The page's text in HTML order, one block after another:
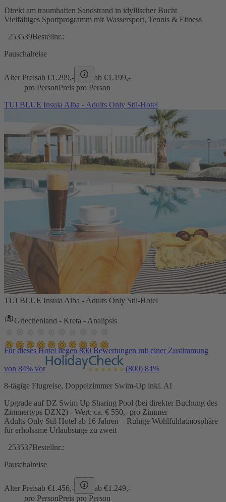
Direkt am traumhaften Sandstrand in idyllischer Bucht
Vielfältiges Sportprogramm mit Wassersport, Tennis & Fitness
253539Bestellnr.:
Pauschalreise
Alter Preisab €1.299,- ab €1.199,-
pro PersonPreis pro Person
TUI BLUE Insula Alba - Adults Only Stil-Hotel
TUI BLUE Insula Alba - Adults Only Stil-Hotel
Griechenland - Kreta - Analipsis
Für dieses Hotel liegen 800 Bewertungen mit einer Zustimmung
von 84% vor (800) 84%
8-tägige Flugreise, Doppelzimmer Swim-Up inkl. AI
Upgrade auf DZ Swim Up Sharing Pool (bei direkter Buchung des
Zimmertyps DZX2) - Wert: ca. € 550,- pro Zimmer
Adults Only Stil-Hotel ab 16 Jahren – Ruhige Wohlfühlatmosphäre
für erholsame Urlaubstage zu zweit
253537Bestellnr.:
Pauschalreise
Alter Preisab €1.456,- ab €1.249,-
pro PersonPreis pro Person